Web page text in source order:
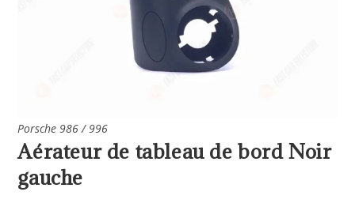
Porsche 986 / 996
Aérateur de tableau de bord Noir
gauche